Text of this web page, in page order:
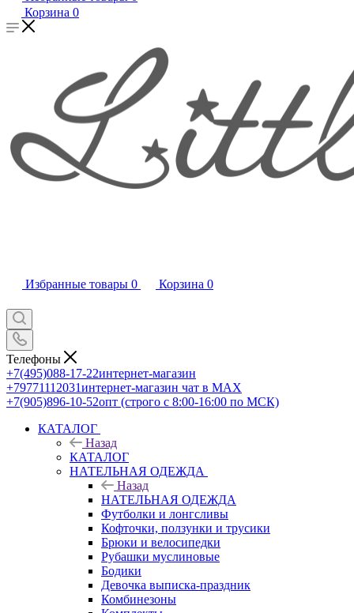
Корзина 0
Избранные товары 0 Корзина 0
Телефоны
+7(495)088-17-22интернет-магазин
+79771112031интернет-магазин чат в MAX
+7(905)896-10-52опт (строго с 8:00-16:00 по МСК)
КАТАЛОГ
Назад
КАТАЛОГ
НАТЕЛЬНАЯ ОДЕЖДА
Назад
НАТЕЛЬНАЯ ОДЕЖДА
Футболки и лонгсливы
Кофточки, ползунки и трусики
Брюки и велосипедки
Рубашки муслиновые
Бодики
Девочка выписка-праздник
Комбинезоны